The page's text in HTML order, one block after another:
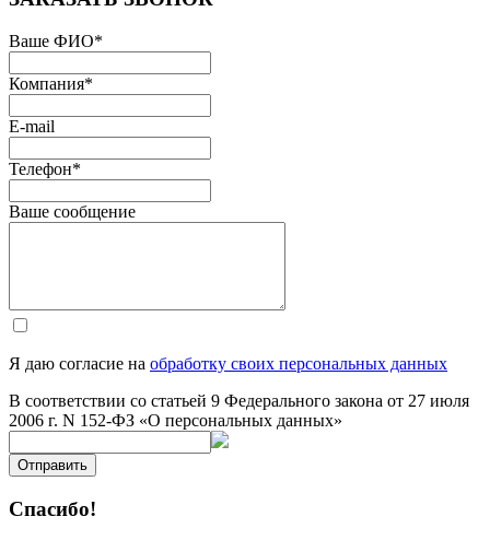
Ваше ФИО*
Компания*
E-mail
Телефон*
Ваше сообщение
Я даю согласие на обработку своих персональных данных
В соответствии со статьей 9 Федерального закона от 27 июля
2006 г. N 152-ФЗ «О персональных данных»
Отправить
Спасибо!